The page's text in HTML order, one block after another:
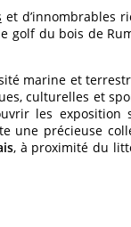
et d’innombrables
golf du bois de
marine et
culturelles et
les exposition
une précieuse
, à proximité du